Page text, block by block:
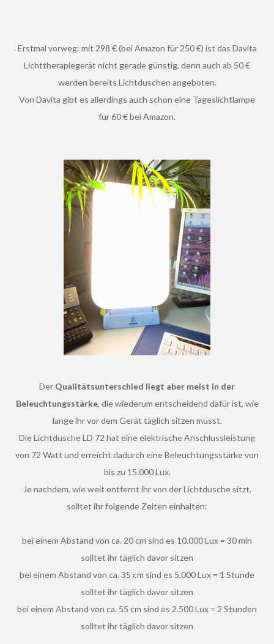
Erstmal vorweg: mit 298 € (bei Amazon für 250 €) ist das Davita
Lichttherapiegerät nicht gerade günstig, denn auch ab 50 €
werden bereits Lichtduschen angeboten.
Von Davita gibt es allerdings auch schon eine Tageslichtlampe
für 60 € bei Amazon.
Der Qualitätsunterschied liegt aber meist in der
Beleuchtungsstärke, die wiederum entscheidend dafür ist, wie
lange ihr vor dem Gerät täglich sitzen müsst.
Die Lichtdusche LD 72 hat eine elektrische Anschlussleistung
von 72 Watt und erreicht dadurch eine Beleuchtungsstärke von
bis zu 15.000 Lux.
Je nachdem, wie weit entfernt ihr von der Lichtdusche sitzt,
solltet ihr folgende Zeiten einhalten:
bei einem Abstand von ca. 20 cm sind es 10.000 Lux = 30 min
solltet ihr täglich davor sitzen
bei einem Abstand von ca. 35 cm sind es 5.000 Lux = 1 Stunde
solltet ihr täglich davor sitzen
bei einem Abstand von ca. 55 cm sind es 2.500 Lux = 2 Stunden
solltet ihr täglich davor sitzen